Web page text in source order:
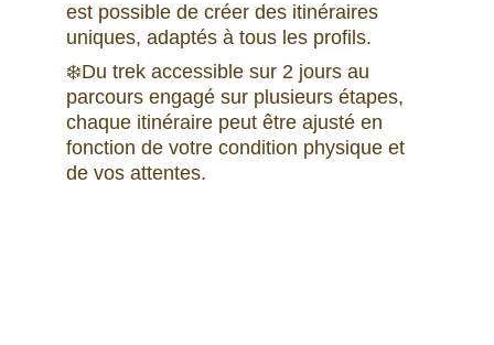
est possible de créer des itinéraires
uniques, adaptés à tous les profils.
❄️Du trek accessible sur 2 jours au
parcours engagé sur plusieurs étapes,
chaque itinéraire peut être ajusté en
fonction de votre condition physique et
de vos attentes.